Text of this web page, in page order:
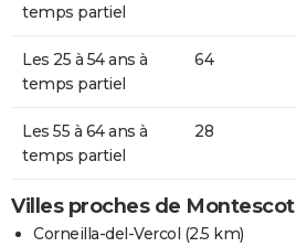
temps partiel
Les 25 à 54 ans à
temps partiel
64
Les 55 à 64 ans à
temps partiel
28
Villes proches de Montescot
Corneilla-del-Vercol (2.5 km)